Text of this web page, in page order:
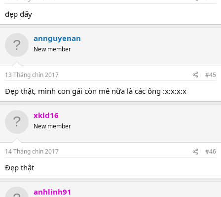
đẹp đấy
annguyenan
New member
13 Tháng chín 2017 #45
Đẹp thật, mình con gái còn mê nữa là các ông :x:x:x:x
xkld16
New member
14 Tháng chín 2017 #46
Đẹp thật
anhlinh91